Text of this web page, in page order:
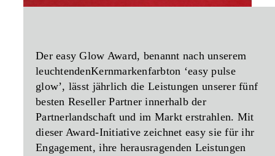
Dereasy Glow Award, benannt nach unserem
leuchtendenKernmarkenfarbton ‘easy pulse
glow’, lässt jährlich die Leistungen unsererfünf
besten Reseller Partner innerhalb der
Partnerlandschaft und im Markt erstrahlen. Mit
dieser Award-Initiative zeichnet easy sie für ihr
Engagement, ihre herausragenden Leistungen